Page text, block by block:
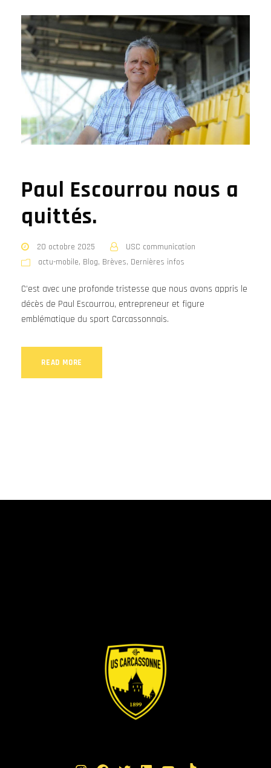
Paul Escourrou nous a
quittés.
20 octobre 2025
USC communication
actu-mobile, Blog, Brèves, Dernières infos
C’est avec une profonde tristesse que nous avons appris le
décès de Paul Escourrou, entrepreneur et figure
emblématique du sport Carcassonnais.
READ MORE